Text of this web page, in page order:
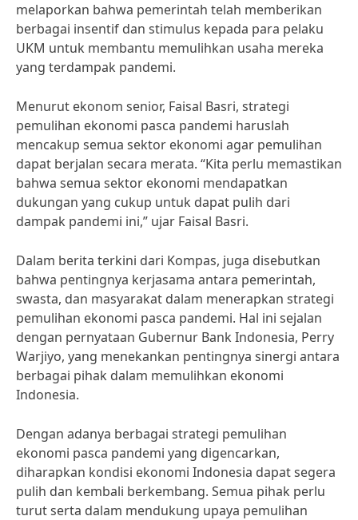
melaporkan bahwa pemerintah telah memberikan
berbagai insentif dan stimulus kepada para pelaku
UKM untuk membantu memulihkan usaha mereka
yang terdampak pandemi.
Menurut ekonom senior, Faisal Basri, strategi
pemulihan ekonomi pasca pandemi haruslah
mencakup semua sektor ekonomi agar pemulihan
dapat berjalan secara merata. “Kita perlu memastikan
bahwa semua sektor ekonomi mendapatkan
dukungan yang cukup untuk dapat pulih dari
dampak pandemi ini,” ujar Faisal Basri.
Dalam berita terkini dari Kompas, juga disebutkan
bahwa pentingnya kerjasama antara pemerintah,
swasta, dan masyarakat dalam menerapkan strategi
pemulihan ekonomi pasca pandemi. Hal ini sejalan
dengan pernyataan Gubernur Bank Indonesia, Perry
Warjiyo, yang menekankan pentingnya sinergi antara
berbagai pihak dalam memulihkan ekonomi
Indonesia.
Dengan adanya berbagai strategi pemulihan
ekonomi pasca pandemi yang digencarkan,
diharapkan kondisi ekonomi Indonesia dapat segera
pulih dan kembali berkembang. Semua pihak perlu
turut serta dalam mendukung upaya pemulihan